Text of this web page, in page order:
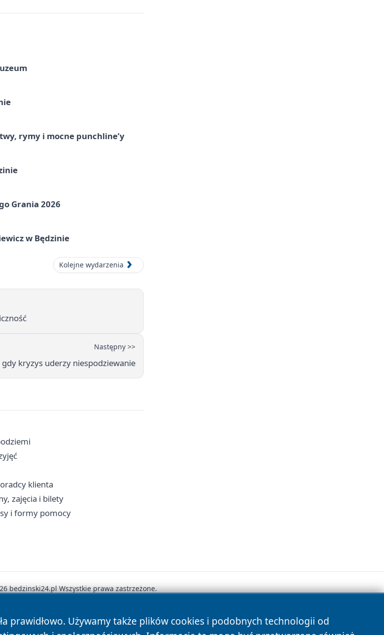
rymy i mocne punchline’y
Grania 2026
w Będzinie
Kolejne wydarzenia
Następny >>
gdy kryzys uderzy niespodziewanie
klienta
zajęcia i bilety
i formy pomocy
prawidłowo. Używamy także plików cookies i podobnych technologii od
bedzinski24.pl Wszystkie prawa zastrzeżone.
Polityka Prywatności Polityka Cookies